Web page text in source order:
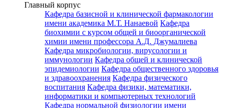
Главный корпус
Кафедра базисной и клинической фармакологии
имени академика М.Т. Нанаевой Кафедра
биохимии с курсом общей и биоорганической
химии имени профессора А.Д. Джумалиева
Кафедра микробиологии, вирусологии и
иммунологии Кафедра общей и клинической
эпидемиологии Кафедра общественного здоровья
и здравоохранения Кафедра физического
воспитания Кафедра физики, математики,
информатики и компьютерных технологий
Кафедра нормальной физиологии имени